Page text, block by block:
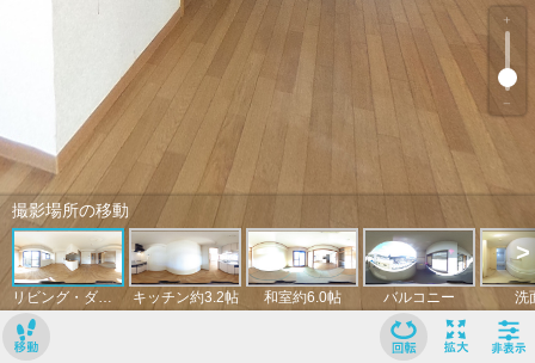
撮影場所の移動
リビング・ダイニング約10.5帖 キッチン約3.2帖 和室約6.0帖 バルコニー 洗
>
﹢
﹣